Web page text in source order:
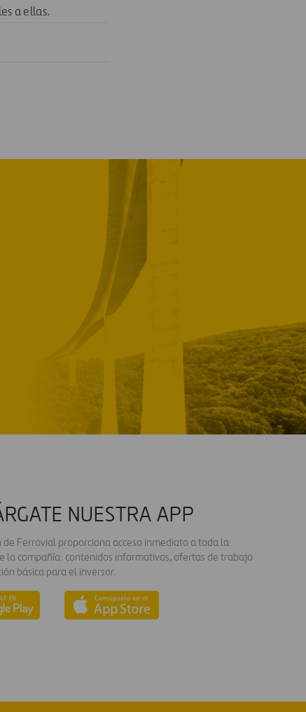
a ellas.
NUESTRA APP
de Ferrovial proporciona acceso inmediato a toda la
la compañía: contenidos informativos, ofertas de trabajo
básica para el inversor.